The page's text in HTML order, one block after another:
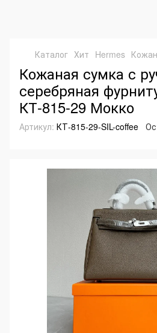
Каталог Хит Hermes
Кожаная сумка с
серебряная
КТ-815-29 Мокко
Артикул: КТ-815-29-SIL-coffee